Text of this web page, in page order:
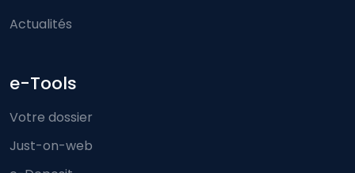
Actualités
e-Tools
Votre dossier
Just-on-web